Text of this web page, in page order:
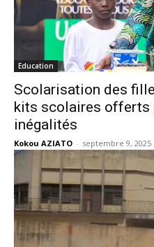
Education
Scolarisation des
kits scolaires offerts
inégalités
Kokou AZIATO - septembre 9, 2025